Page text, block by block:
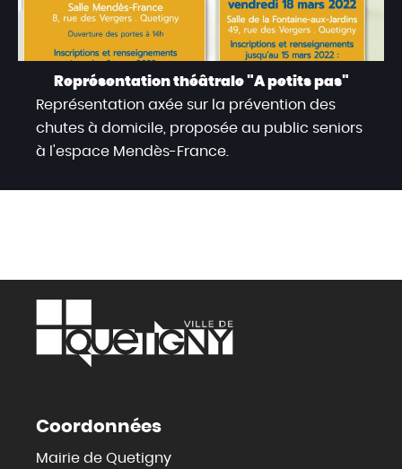
Représentation théâtrale "A petits pas"
Représentation axée sur la prévention des
chutes à domicile, proposée au public seniors
à l'espace Mendès-France.
Coordonnées
Mairie de Quetigny